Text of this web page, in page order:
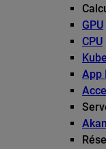
GPU
CPU
App